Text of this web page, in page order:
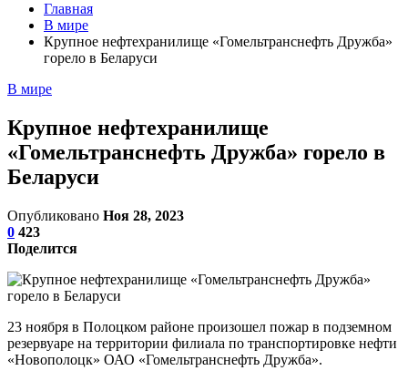
Главная
В мире
Крупное нефтехранилище «Гомельтранснефть Дружба»
горело в Беларуси
В мире
Крупное нефтехранилище
«Гомельтранснефть Дружба» горело в
Беларуси
Опубликовано Ноя 28, 2023
0 423
Поделится
23 ноября в Полоцком районе произошел пожар в подземном
резервуаре на территории филиала по транспортировке нефти
«Новополоцк» ОАО «Гомельтранснефть Дружба».